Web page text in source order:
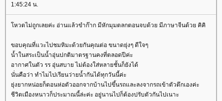
1:45:24 น.
หวตไม่ถูกเลยค่ะ อ่านแล้วขำก๊าก มีหักมุมตลกตอนจบด้วย มีภาษาจีนด้วย คิคิ
ขอบคุณที่แวะไปชมหิมะด้วยกันคุณต่อ ขนาดยุ่งๆ ดีใจๆ
น้ำในสระเป็นน้ำอุ่นปกติมาตรฐานคงที่ตลอดปีค่ะ
อากาศในตัว รร อุ่นสบาย ไม่ต้องใส่หลายชั้นก็ยังได้
นั่นคือว่า ทำไมไปเรียนว่ายน้ำกันได้ทุกวันนี้ค่ะ
ุ่งยากหน่อยก็ตอนห่อตัวออกจากบ้านไปขึ้นรถและลงจากรถเข้าตัวตึกเองค่ะ
ชีวิตเมืองหนาวก็ประมาณนี้ล่ะค่ะ อยู่นานไปก็ต้องปรับตัวกันไปเนาะ